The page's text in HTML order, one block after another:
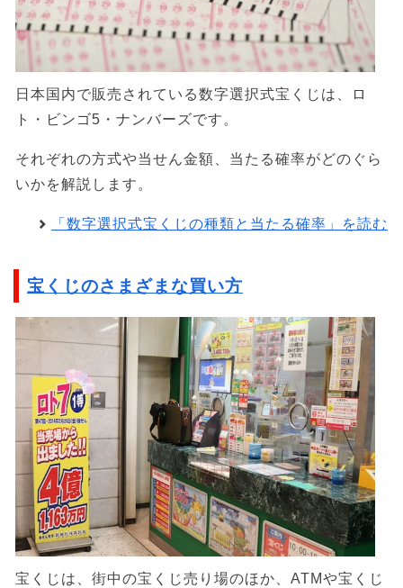
日本国内で販売されている数字選択式宝くじは、ロ
ト・ビンゴ5・ナンバーズです。
それぞれの方式や当せん金額、当たる確率がどのぐら
いかを解説します。
「数字選択式宝くじの種類と当たる確率」を読む
宝くじのさまざまな買い方
宝くじは、街中の宝くじ売り場のほか、ATMや宝くじ